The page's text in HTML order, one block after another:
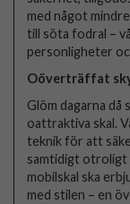
med något
till söta fodral –
personligheter
Oöverträffat
Glöm dagarna då
oattraktiva skal.
teknik för att
samtidigt otroligt
mobilskal ska
med stilen – en